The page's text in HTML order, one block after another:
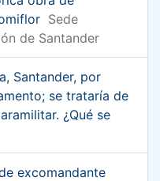
Sede
de Santander
Santander, por
se trataría de
¿Qué se
excomandante